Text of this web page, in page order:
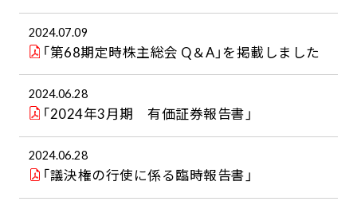
2024.07.09
「第68期定時株主総会 Q＆A」を掲載しました
2024.06.28
「2024年3月期 有価証券報告書」
2024.06.28
「議決権の行使に係る臨時報告書」